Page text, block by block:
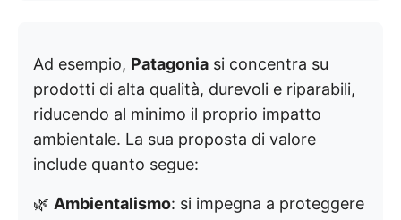
Ad esempio, Patagonia si concentra su
prodotti di alta qualità, durevoli e riparabili,
riducendo al minimo il proprio impatto
ambientale. La sua proposta di valore
include quanto segue:
🌿 Ambientalismo: si impegna a proteggere